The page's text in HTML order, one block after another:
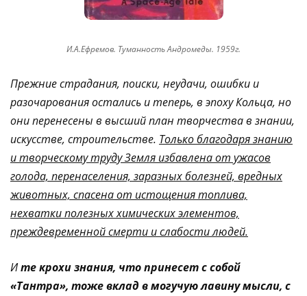
И.А.Ефремов. Туманность Андромеды. 1959г.
Прежние страдания, поиски, неудачи, ошибки и
разочарования остались и теперь, в эпоху Кольца, но
они перенесены в высший план творчества в знании,
искусстве, строительстве. Только благодаря знанию
и творческому труду Земля избавлена от ужасов
голода, перенаселения, заразных болезней, вредных
животных, спасена от истощения топлива,
нехватки полезных химических элементов,
преждевременной смерти и слабости людей.
Ите крохи знания, что принесет с собой
«Тантра», тоже вклад в могучую лавину мысли, с